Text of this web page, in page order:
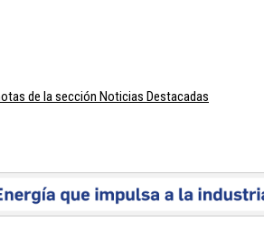
de la sección Noticias Destacadas